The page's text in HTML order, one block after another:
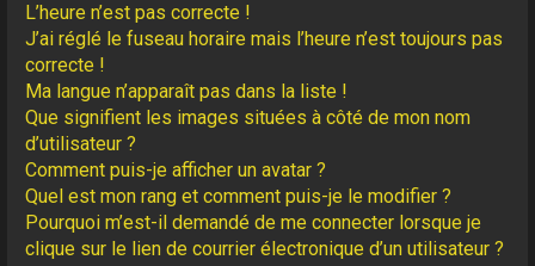
L’heure n’est pas correcte !
J’ai réglé le fuseau horaire mais l’heure n’est toujours pas
correcte !
Ma langue n’apparaît pas dans la liste !
Que signifient les images situées à côté de mon nom
d’utilisateur ?
Comment puis-je afficher un avatar ?
Quel est mon rang et comment puis-je le modifier ?
Pourquoi m’est-il demandé de me connecter lorsque je
clique sur le lien de courrier électronique d’un utilisateur ?